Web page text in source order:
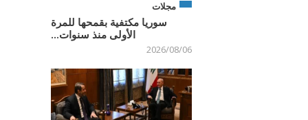
مجلات
سوريا مكتفية بقمحها للمرة
الأولى منذ سنوات...
2026/08/06